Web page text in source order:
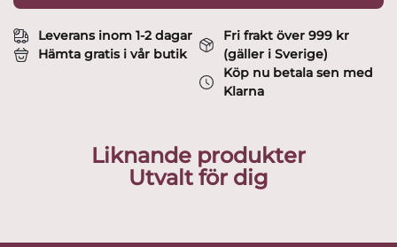
Leverans inom 1-2 dagar
Hämta gratis i vår butik
Fri frakt över 999 kr
(gäller i Sverige)
Köp nu betala sen med
Klarna
Liknande produkter
Utvalt för dig